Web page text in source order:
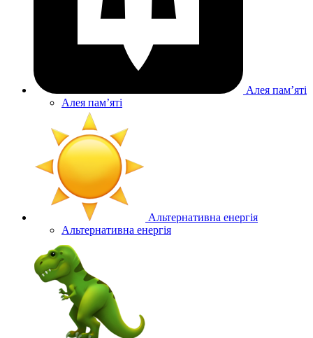
Алея памʼяті
Алея памʼяті
Альтернативна енергія
Альтернативна енергія